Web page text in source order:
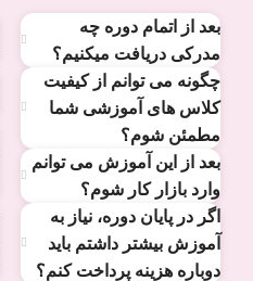
بعد از اتمام دوره چه
مدرکی دریافت میکنیم؟
چگونه می توانم از کیفیت
کلاس های آموزشی شما
مطمئن شوم؟
بعد از این آموزش می توانم
وارد بازار کار شوم؟
اگر در پایان دوره، نیاز به
آموزش بیشتر داشتم باید
دوباره هزینه پرداخت کنم؟